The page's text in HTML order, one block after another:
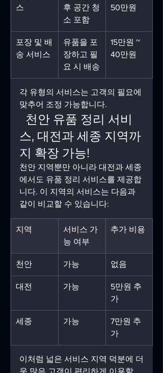
스
후 공간 청
소 포함
50만원
포장 및 배
송 서비스
유품을 포
장하고 필
요 시 배송
15만원 ~
40만원
각 유형의 서비스는 고객의 필요에
맞추어 조정 가능합니다.
스, 대전과 세종 지역까
지 확장 가능!
천안 지역뿐만 아니라 대전과 세종
에서도 유품 정리 서비스를 제공합
니다. 이 지역의 서비스는 다음과
같이 비교할 수 있습니다:
지역
서비스 가
능 여부
추가 비용
천안 가능 없음
대전 가능
5만원 추
가
세종 가능
7만원 추
가
이처럼 넓은 서비스 지역 덕분에 더
욱 많은 고객이 편리하게 이용할